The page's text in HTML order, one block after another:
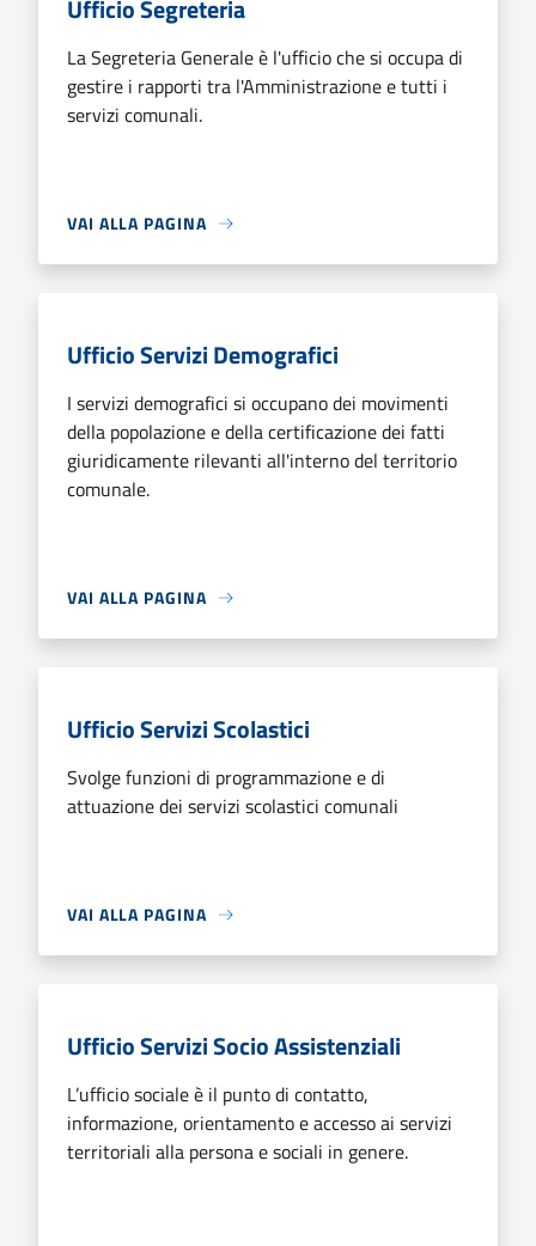
Ufficio Segreteria
La Segreteria Generale è l'ufficio che si occupa di
gestire i rapporti tra l'Amministrazione e tutti i
servizi comunali.
VAI ALLA PAGINA
Ufficio Servizi Demografici
I servizi demografici si occupano dei movimenti
della popolazione e della certificazione dei fatti
giuridicamente rilevanti all'interno del territorio
comunale.
VAI ALLA PAGINA
Ufficio Servizi Scolastici
Svolge funzioni di programmazione e di
attuazione dei servizi scolastici comunali
VAI ALLA PAGINA
Ufficio Servizi Socio Assistenziali
L’ufficio sociale è il punto di contatto,
informazione, orientamento e accesso ai servizi
territoriali alla persona e sociali in genere.